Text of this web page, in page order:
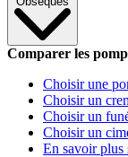
Comparer les
Choisir une
Choisir un
Choisir un
Choisir un
En savoir plus